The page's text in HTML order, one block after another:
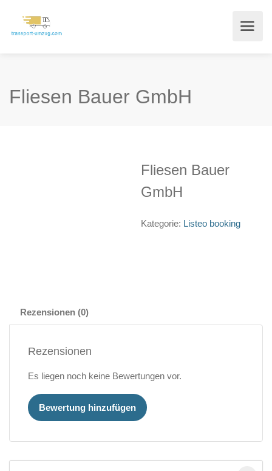
Fliesen Bauer GmbH
Fliesen Bauer
GmbH
Kategorie: Listeo booking
Rezensionen (0)
Rezensionen
Es liegen noch keine Bewertungen vor.
Bewertung hinzufügen